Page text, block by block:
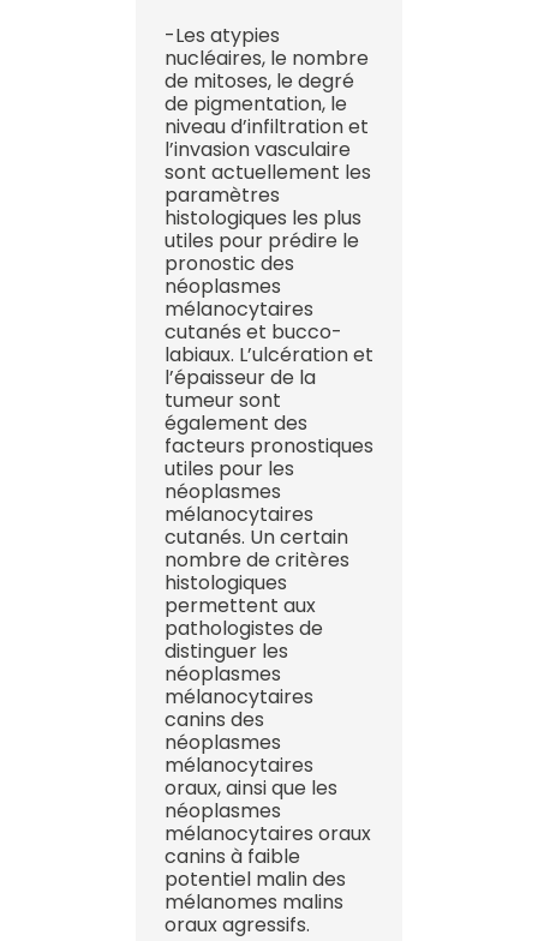
-Les atypies
nucléaires, le nombre
de mitoses, le degré
de pigmentation, le
niveau d’infiltration et
l’invasion vasculaire
sont actuellement les
paramètres
histologiques les plus
utiles pour prédire le
pronostic des
néoplasmes
mélanocytaires
cutanés et bucco-
labiaux. L’ulcération et
l’épaisseur de la
tumeur sont
également des
facteurs pronostiques
utiles pour les
néoplasmes
mélanocytaires
cutanés. Un certain
nombre de critères
histologiques
permettent aux
pathologistes de
distinguer les
néoplasmes
mélanocytaires
canins des
néoplasmes
mélanocytaires
oraux, ainsi que les
néoplasmes
mélanocytaires oraux
canins à faible
potentiel malin des
mélanomes malins
oraux agressifs.